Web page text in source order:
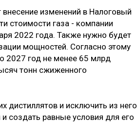
изменений в Налоговый
стоимости газа - компании
2022 года. Также нужно будет
мощностей. Согласно этому
2027 год не менее 65 млрд
тонн сжиженного
дистиллятов и исключить из него
создать равные условия для его